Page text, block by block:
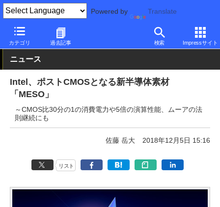
Powered by Translate
カテゴリ 過去記事 検索 Impressサイト
PC Watch 市場 技術
ニュース
Intel、ポストCMOSとなる新半導体素材
「MESO」
～CMOS比30分の1の消費電力や5倍の演算性能、ムーアの法
則継続にも
佐藤 岳大 2018年12月5日 15:16
リスト